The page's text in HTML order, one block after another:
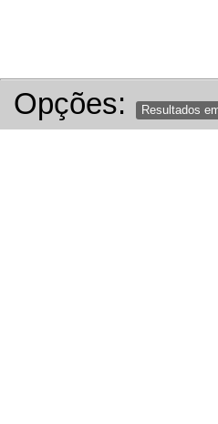
Opções: Resultados